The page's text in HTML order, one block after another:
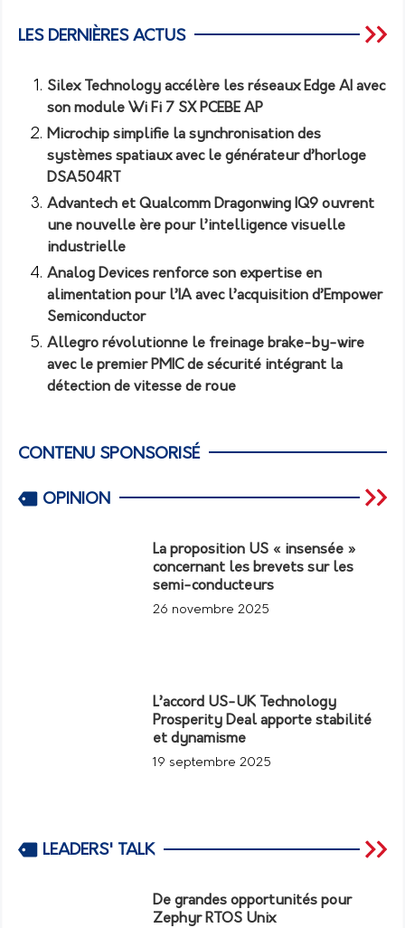
LES DERNIÈRES ACTUS
Silex Technology accélère les réseaux Edge AI avec
son module Wi Fi 7 SX PCEBE AP
Microchip simplifie la synchronisation des
systèmes spatiaux avec le générateur d’horloge
DSA504RT
Advantech et Qualcomm Dragonwing IQ9 ouvrent
une nouvelle ère pour l’intelligence visuelle
industrielle
Analog Devices renforce son expertise en
alimentation pour l’IA avec l’acquisition d’Empower
Semiconductor
Allegro révolutionne le freinage brake-by-wire
avec le premier PMIC de sécurité intégrant la
détection de vitesse de roue
CONTENU SPONSORISÉ
OPINION
La proposition US « insensée »
concernant les brevets sur les
semi-conducteurs
26 novembre 2025
L’accord US-UK Technology
Prosperity Deal apporte stabilité
et dynamisme
19 septembre 2025
LEADERS' TALK
De grandes opportunités pour
Zephyr RTOS Unix